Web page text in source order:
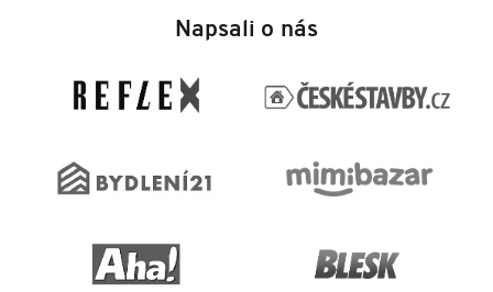
Napsali o nás